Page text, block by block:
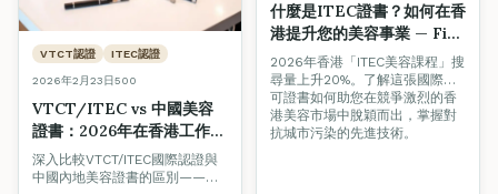
VTCT認證 ITEC認證
2026年2月23日500
VTCT/ITEC vs 中國美容
證書：2026年在香港工作哪
個更好？
深入比較VTCT/ITEC國際認證與
中國內地美容證書的區別——涵
什麼是ITEC證書？如何在香
港提升您的美容事業 — Fine
Arts Academy專業解讀
2026年香港「ITEC美容課程」搜
尋量上升20%。了解這張國際認
可證書如何助您在競爭激烈的香
港美容市場中脫穎而出，掌握對
抗城市污染的先進技術。